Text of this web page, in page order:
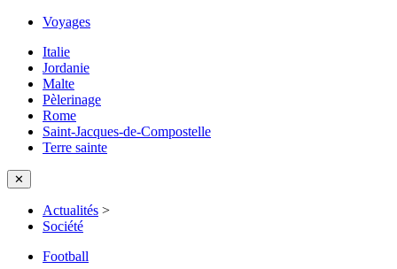
Voyages
Italie
Jordanie
Malte
Pèlerinage
Rome
Saint-Jacques-de-Compostelle
Terre sainte
✕
Actualités >
Société
Football